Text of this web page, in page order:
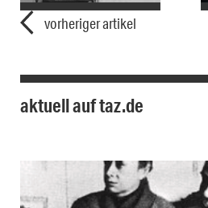
vorheriger artikel
aktuell auf taz.de